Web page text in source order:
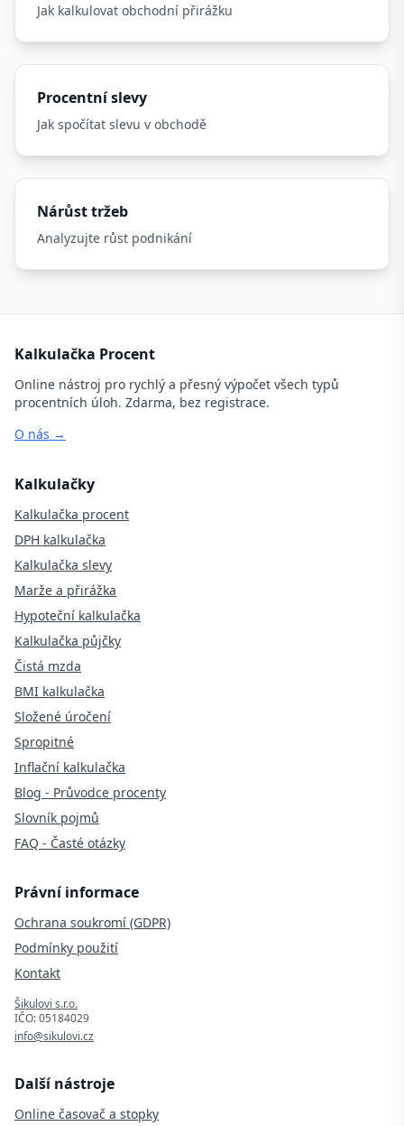
Jak kalkulovat obchodní přirážku
Procentní slevy
Jak spočítat slevu v obchodě
Nárůst tržeb
Analyzujte růst podnikání
Kalkulačka Procent
Online nástroj pro rychlý a přesný výpočet všech typů
procentních úloh. Zdarma, bez registrace.
O nás →
Kalkulačky
Kalkulačka procent
DPH kalkulačka
Kalkulačka slevy
Marže a přirážka
Hypoteční kalkulačka
Kalkulačka půjčky
Čistá mzda
BMI kalkulačka
Složené úročení
Spropitné
Inflační kalkulačka
Blog - Průvodce procenty
Slovník pojmů
FAQ - Časté otázky
Právní informace
Ochrana soukromí (GDPR)
Podmínky použití
Kontakt
Šikulovi s.r.o.
IČO: 05184029
info@sikulovi.cz
Další nástroje
Online časovač a stopky